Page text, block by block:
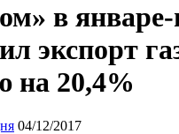
в
экспорт
на 20,4%
04/12/2017